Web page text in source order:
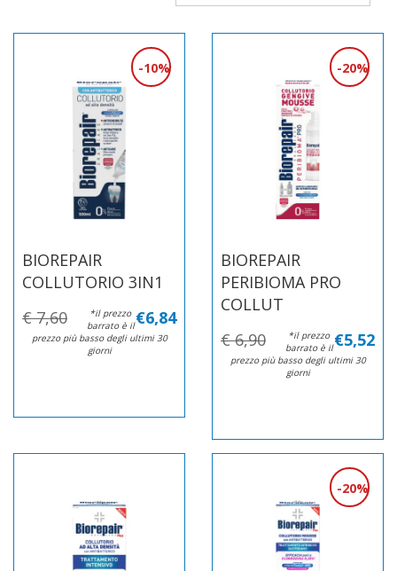
BIOREPAIR
COLLUTORIO 3IN1
10%
€ 7,60 €6,84
*il prezzo
barrato è il
prezzo più basso degli ultimi 30
giorni
BIOREPAIR
PERIBIOMA PRO
COLLUT
20%
€ 6,90 €5,52
*il prezzo
barrato è il
prezzo più basso degli ultimi 30
giorni
20%